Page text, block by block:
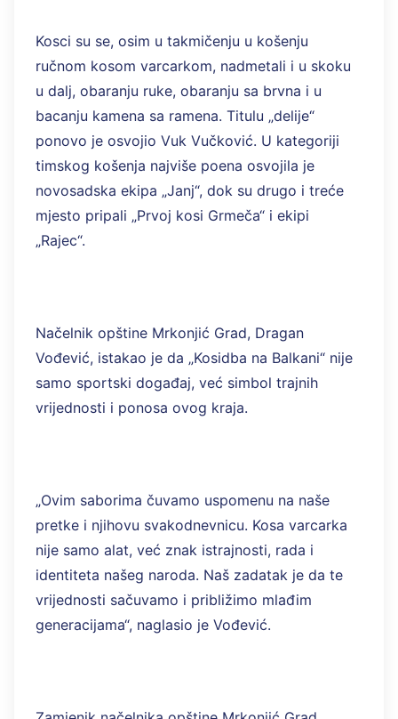
Kosci su se, osim u takmičenju u košenju
ručnom kosom varcarkom, nadmetali i u skoku
u dalj, obaranju ruke, obaranju sa brvna i u
bacanju kamena sa ramena. Titulu „delije“
ponovo je osvojio Vuk Vučković. U kategoriji
timskog košenja najviše poena osvojila je
novosadska ekipa „Janj“, dok su drugo i treće
mjesto pripali „Prvoj kosi Grmeča“ i ekipi
„Rajec“.
Načelnik opštine Mrkonjić Grad, Dragan
Vođević, istakao je da „Kosidba na Balkani“ nije
samo sportski događaj, već simbol trajnih
vrijednosti i ponosa ovog kraja.
„Ovim saborima čuvamo uspomenu na naše
pretke i njihovu svakodnevnicu. Kosa varcarka
nije samo alat, već znak istrajnosti, rada i
identiteta našeg naroda. Naš zadatak je da te
vrijednosti sačuvamo i približimo mlađim
generacijama“, naglasio je Vođević.